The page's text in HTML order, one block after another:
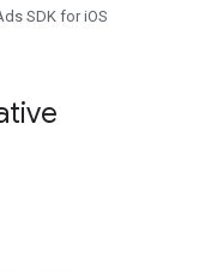
SDK for iOS